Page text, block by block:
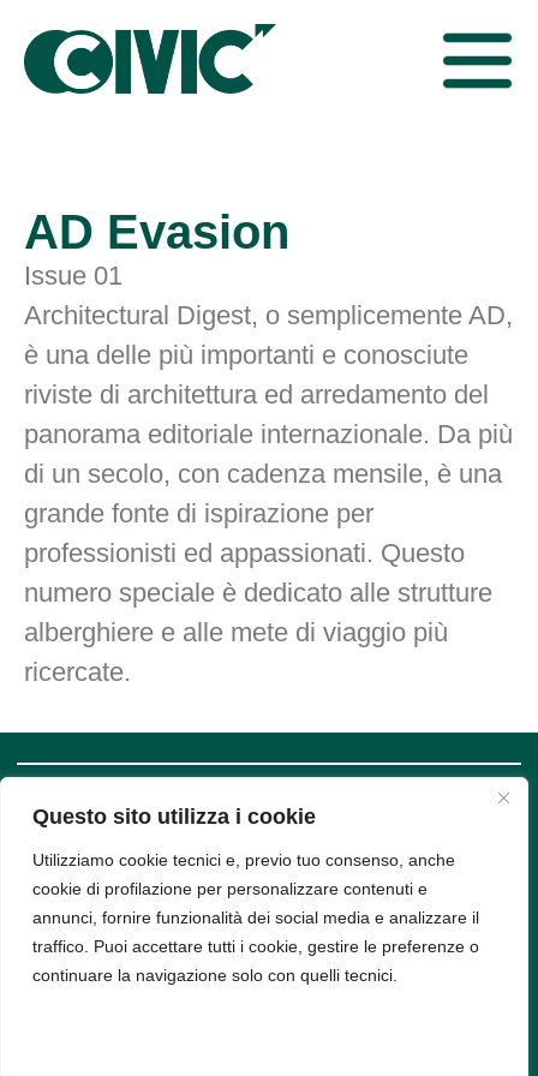
Questo sito utilizza i cookie
Utilizziamo cookie tecnici e, previo tuo consenso, anche
cookie di profilazione per personalizzare contenuti e
annunci, fornire funzionalità dei social media e analizzare il
traffico. Puoi accettare tutti i cookie, gestire le preferenze o
continuare la navigazione solo con quelli tecnici.
AD Evasion
Issue 01
Architectural Digest, o semplicemente AD,
è una delle più importanti e conosciute
riviste di architettura ed arredamento del
panorama editoriale internazionale. Da più
di un secolo, con cadenza mensile, è una
grande fonte di ispirazione per
professionisti ed appassionati. Questo
numero speciale è dedicato alle strutture
alberghiere e alle mete di viaggio più
ricercate.
SUPPORT
Privacy
Policy
Cookie
Policy
COMPANY
INFO
Bud srl, Via
Arena 9,
20123,